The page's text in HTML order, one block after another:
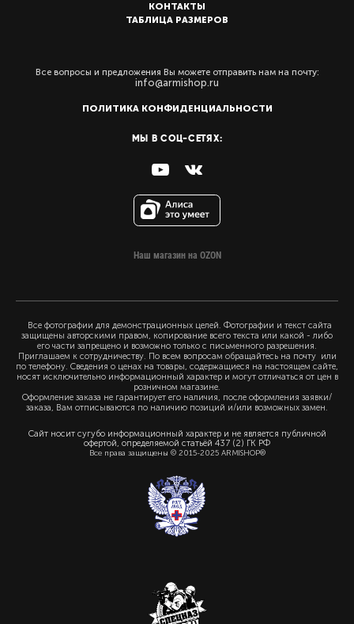
КОНТАКТЫ
ТАБЛИЦА РАЗМЕРОВ
Все вопросы и предложения Вы можете отправить нам на почту:
info@armishop.ru
ПОЛИТИКА КОНФИДЕНЦИАЛЬНОСТИ
МЫ В СОЦ-СЕТЯХ:
Наш магазин на OZON
Все фотографии для демонстрационных целей. Фотографии и текст сайта
защищены авторскими правом, копирование всего текста или какой - либо
его части запрещено и возможно только с письменного разрешения.
Приглашаем к сотрудничеству. По всем вопросам обращайтесь на почту или
по телефону. Сведения о ценах на товары, содержащиеся на настоящем сайте,
носят исключительно информационный характер и могут отличаться от цен в
розничном магазине.
Оформление заказа не гарантирует его наличия, после оформления заявки/
заказа, Вам отписываются по наличию позиций и/или возможных замен.
Сайт носит сугубо информационный характер и не является публичной
офертой, определяемой статьёй 437 (2) ГК РФ
Все права защищены © 2015-2025 ARMISHOP®